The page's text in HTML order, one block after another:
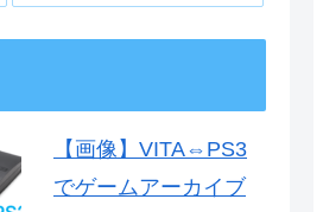
【画像】VITA⇔PS3
でゲームアーカイブ